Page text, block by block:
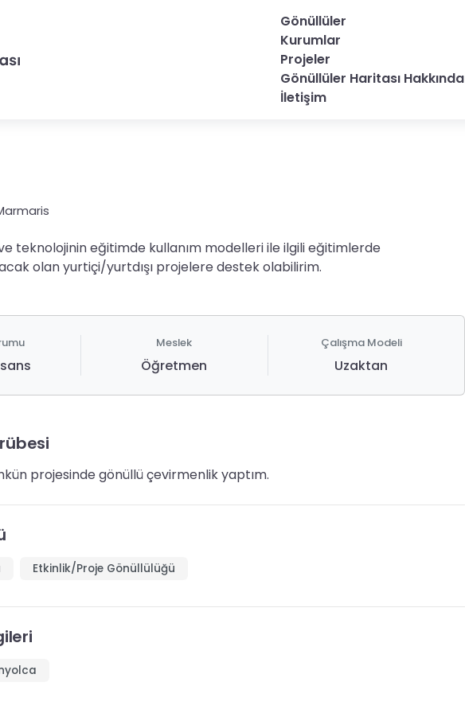
Gönüllüler
Kurumlar
Projeler
Gönüllüler Haritası Hakkında
İletişim
teknolojinin eğitimde kullanım modelleri ile ilgili eğitimlerde
olan yurtiçi/yurtdışı projelere destek olabilirim.
Meslek
Öğretmen
Çalışma Modeli
Uzaktan
projesinde gönüllü çevirmenlik yaptım.
Etkinlik/Proje Gönüllülüğü